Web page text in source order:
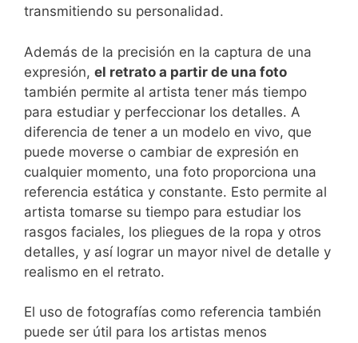
transmitiendo su personalidad.
Además de la precisión en la captura de una
expresión,‍ el retrato a partir de una foto
también permite al artista tener más tiempo
para‍ estudiar y perfeccionar⁤ los detalles. ⁣A
diferencia de tener a un modelo ⁤en vivo, que
puede ⁣moverse o cambiar de expresión ⁣en
cualquier momento, una foto proporciona una
referencia estática y constante. Esto permite al ​
artista ⁤tomarse ⁤su tiempo para estudiar los
rasgos faciales,⁤ los pliegues de la ropa y otros
detalles, y‌ así lograr un mayor nivel de detalle y
realismo en‌ el retrato.
El uso ⁢de‌ fotografías como referencia también
puede ser⁣ útil para los artistas menos